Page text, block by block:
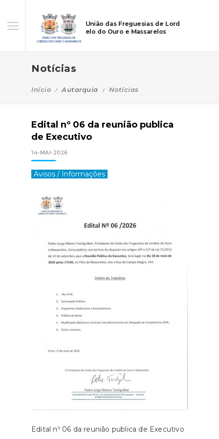
União das Freguesias de Lord
elo do Ouro e Massarelos
Notícias
Início Autarquia Notícias
Edital nº 06 da reunião publica
de Executivo
14-MAI-2026
Avisos / Informações
Edital nº 06 da reunião publica de Executivo